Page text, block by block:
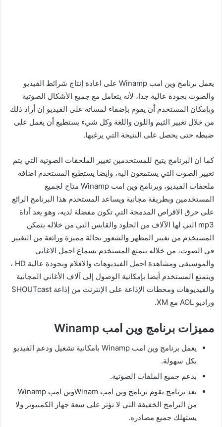
يعمل برنامج وين امب Winamp على اعادة إنتاج شرائط الفيديو
والصوت بجودة عالية جدا، لأنه يتعامل مع جميع الأشكال الصوتية
وبإمكان المستخدم أن يقوم بإضفاء لمساته على الفيديو إن أراد ذلك
من خلال تغيير الثيم واللون واللغة وكل شيء يستطيع أن يعمل على
ضبطه حتى يحصل على النتيجة التي يرغبها.
كما ان البرنامج يتيح للمستخدمين تغيير الملحقات الصوتية التي يتم
تغيير الصوت التي يستمعون اليه، وايضا يستطيع المستخدم اضافة
ملحقات الفيديو، وبرنامج وين امب Winamp متاح لجميع
المستخدمين وبطريقة مجانية ويساعد المستخدم هذا البرنامج الرائع
على حرق الاقراص المدمجة التي تكون مفضلة لديه، وهو يعد أداة
mp3 التي لها الآلاف من الجلود والقابس التي من خلاله يتمكن
المستخدم من تغيير المظهر والشعور بحالة مميزة ورائعة من التغيير
في الصوت، من خلاله يتمتع المستخدم بسماع اجمل الاغاني
والموسيقى ومشاهدة اجمل الفيديوهات والافلام وبجودة عالية HD ،
ويتمتع المستخدم أيضا بإمكانية الوصول إلى آلاف الأغاني المجانية
والفيديوهات ومحطات الإذاعة على الإنترنت من إذاعة SHOUTcast
وراديو AOL مع XM.
مميزات برنامج وين امب Winamp
يعمل برنامج وين امب Winamp بامكانية تشغيل ودعم الفيديو
بكل سهولة.
بدعم جميع الملفات الصوتية.
يعد برنامج يقوم برنامج وين امب Winamوين امب Winamp
من البرامج الخفيفة التي لا تؤثر على سعة جهاز الكمبيوتر ولا
يستهلك جميع مصادره.